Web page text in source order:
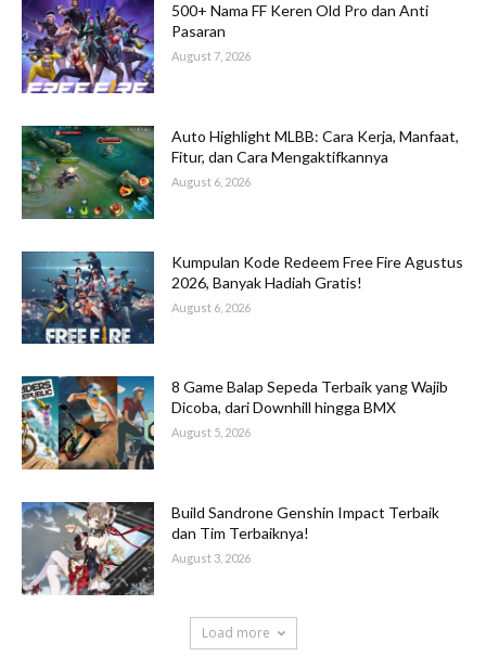
500+ Nama FF Keren Old Pro dan Anti
Pasaran
August 7, 2026
Auto Highlight MLBB: Cara Kerja, Manfaat,
Fitur, dan Cara Mengaktifkannya
August 6, 2026
Kumpulan Kode Redeem Free Fire Agustus
2026, Banyak Hadiah Gratis!
August 6, 2026
8 Game Balap Sepeda Terbaik yang Wajib
Dicoba, dari Downhill hingga BMX
August 5, 2026
Build Sandrone Genshin Impact Terbaik
dan Tim Terbaiknya!
August 3, 2026
Load more